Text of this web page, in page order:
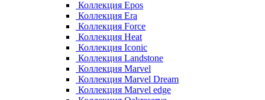
Коллекция Epos
Коллекция Era
Коллекция Force
Коллекция Heat
Коллекция Iconic
Коллекция Landstone
Коллекция Marvel
Коллекция Marvel Dream
Коллекция Marvel edge